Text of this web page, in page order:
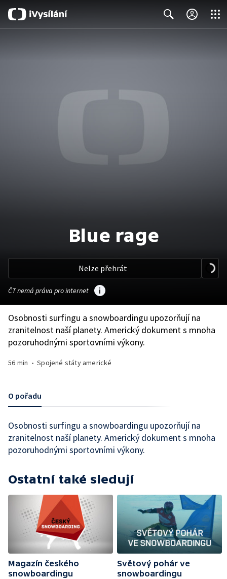
Blue rage
Nelze přehrát
ČT nemá práva pro internet
Osobnosti surfingu a snowboardingu upozorňují na
zranitelnost naší planety. Americký dokument s mnoha
pozoruhodnými sportovními výkony.
56 min •Spojené státy americké
O pořadu
Osobnosti surfingu a snowboardingu upozorňují na
zranitelnost naší planety. Americký dokument s mnoha
pozoruhodnými sportovními výkony.
Ostatní také sledují
Magazín českého
snowboardingu
Světový pohár ve
snowboardingu